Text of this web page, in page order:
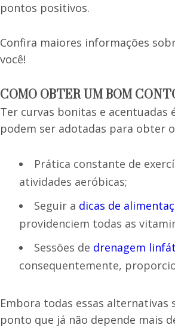
pontos positivos.
Confira maiores informações
você!
COMO OBTER UM BOM
Ter curvas bonitas e acentuadas
podem ser adotadas para obter
Prática constante de
atividades aeróbicas;
Seguir a dicas de
providenciem todas as
Sessões de drenagem
consequentemente,
Embora todas essas alternativas
ponto que já não depende mais